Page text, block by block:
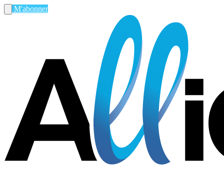
M'abonner